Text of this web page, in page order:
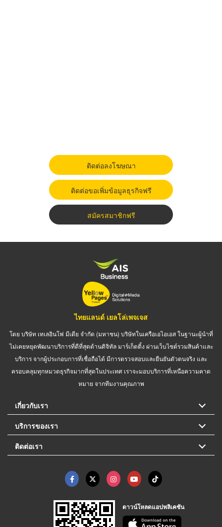
ติดต่อลงโฆษณา
ติดต่อขอเพิ่มข้อมูลธุรกิจฟรี
สมัครสมาชิกฟรี
ไทยแลนด์ เยลโล่เพจเจส
โดย บริษัท เทเลอินโฟ มีเดีย จำกัด (มหาชน) บริษัทในเครือเอไอเอส ในฐานะผู้นำที่
ไม่เคยหยุดพัฒนาบริการที่ดีที่สุดด้านดิจิทัล มาร์เก็ตติ้ง ผ่านเว็บไซต์รวมสินค้าและ
บริการ จากผู้ประกอบการที่เชื่อถือได้ มีการตรวจสอบและยืนยันตัวตนจริง และ
ครอบคลุมทุกหมวดธุรกิจมากที่สุดในประเทศ เราจะมอบบริการที่เหนือความคาด
หมาย จากทีมงานคุณภาพ
เกี่ยวกับเรา
บริการของเรา
ติดต่อเรา
ดาวน์โหลดแอปพลิเคชัน